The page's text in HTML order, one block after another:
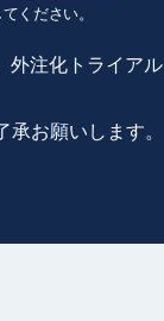
ください。
外注化トライアル
お願いします。